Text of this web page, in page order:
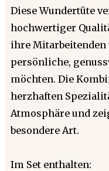
Diese Wundertüte
hochwertiger
ihre Mitarbeitenden
persönliche,
möchten. Die
herzhaften
Atmosphäre und
besondere Art.
Im Set enthalten: